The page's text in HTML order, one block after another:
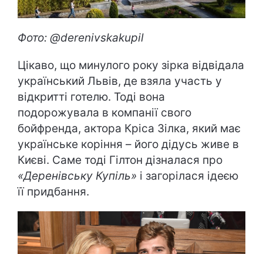
Фото: @derenivskakupil
Цікаво, що минулого року зірка відвідала
український Львів, де взяла участь у
відкритті готелю. Тоді вона
подорожувала в компанії свого
бойфренда, актора Кріса Зілка, який має
українське коріння – його дідусь живе в
Києві. Саме тоді Гілтон дізналася про
«Деренівську Купіль» і загорілася ідеєю
її придбання.